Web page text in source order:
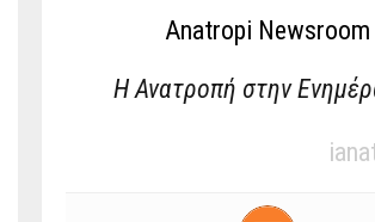
Anatropi Newsroom
Η Ανατροπή στην